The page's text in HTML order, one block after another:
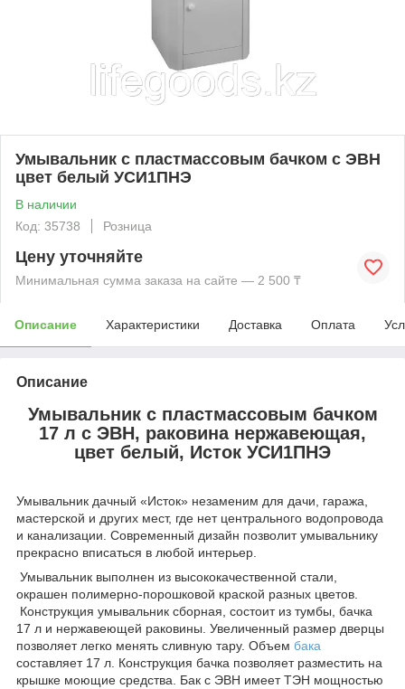
Умывальник с пластмассовым бачком с ЭВН
цвет белый УСИ1ПНЭ
В наличии
Код: 35738
Розница
Цену уточняйте
Минимальная сумма заказа на сайте — 2 500 ₸
Описание Характеристики Доставка Оплата
Описание
Умывальник с пластмассовым бачком
17 л с ЭВН, раковина нержавеющая,
цвет белый, Исток УСИ1ПНЭ
Умывальник дачный «Исток» незаменим для дачи, гаража,
мастерской и других мест, где нет центрального водопровода
и канализации. Современный дизайн позволит умывальнику
прекрасно вписаться в любой интерьер.
Умывальник выполнен из высококачественной стали,
окрашен полимерно-порошковой краской разных цветов.
Конструкция умывальник сборная, состоит из тумбы, бачка
17 л и нержавеющей раковины. Увеличенный размер дверцы
позволяет легко менять сливную тару. Объем бака
составляет 17 л. Конструкция бачка позволяет разместить на
крышке моющие средства. Бак с ЭВН имеет ТЭН мощностью